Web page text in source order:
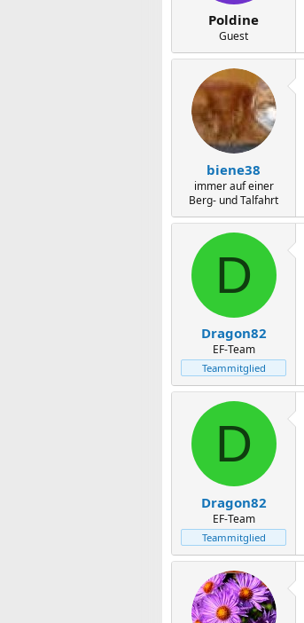
Poldine
Guest
biene38
immer auf einer
Berg- und Talfahrt
D
Dragon82
EF-Team
Teammitglied
D
Dragon82
EF-Team
Teammitglied